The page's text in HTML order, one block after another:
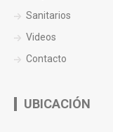
Sanitarios
Videos
Contacto
UBICACIÓN